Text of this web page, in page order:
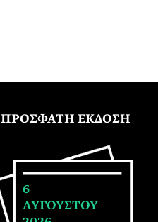
ΠΡΟΣΦΑΤΗ ΕΚΔΟΣΗ
6
ΑΥΓΟΥΣΤΟΥ